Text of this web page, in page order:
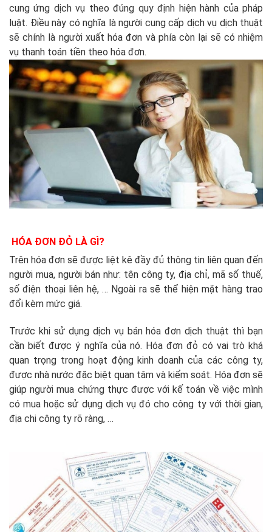
cung ứng dịch vụ theo đúng quy định hiện hành của pháp
luật. Điều này có nghĩa là người cung cấp dịch vụ dịch thuật
sẽ chính là người xuất hóa đơn và phía còn lại sẽ có nhiệm
vụ thanh toán tiền theo hóa đơn.
HÓA ĐƠN ĐỎ LÀ GÌ?
Trên hóa đơn sẽ được liệt kê đầy đủ thông tin liên quan đến
người mua, người bán như: tên công ty, địa chỉ, mã số thuế,
số điện thoại liên hệ, … Ngoài ra sẽ thể hiện mặt hàng trao
đổi kèm mức giá.
Trước khi sử dụng dịch vụ bán hóa đơn dịch thuật thì bạn
cần biết được ý nghĩa của nó. Hóa đơn đỏ có vai trò khá
quan trọng trong hoạt động kinh doanh của các công ty,
được nhà nước đặc biệt quan tâm và kiểm soát. Hóa đơn sẽ
giúp người mua chứng thực được với kế toán về việc mình
có mua hoặc sử dụng dịch vụ đó cho công ty với thời gian,
địa chi công ty rõ ràng, …